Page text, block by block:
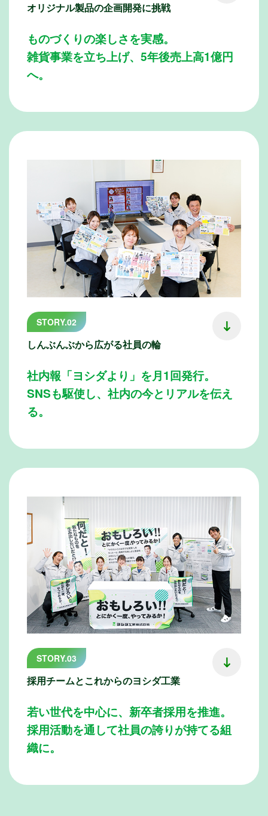
オリジナル製品の企画開発に挑戦
ものづくりの楽しさを実感。
雑貨事業を立ち上げ、5年後売上高1億円
へ。
STORY.02
しんぶんぶから広がる社員の輪
社内報「ヨシダより」を月1回発行。
SNSも駆使し、社内の今とリアルを伝え
る。
STORY.03
採用チームとこれからのヨシダ工業
若い世代を中心に、新卒者採用を推進。
採用活動を通して社員の誇りが持てる組
織に。